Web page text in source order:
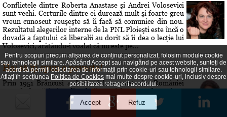
Conflictele dintre Roberta Anastase şi Andrei Volosevici
sunt vechi. Certurile dintre ei durează mult şi foarte greu
vreun cunoscut reuşeşte să îi facă să comunice din nou.
Rezultatul alegerilor interne de la PNL Ploieşti este încă o
dovadă a faptului că liberalii au dorit să îi dea o lecţie lui
Volosevici, arâtându-i voalat că nu este pe...
Hai să îţi spun o poveste!
Prin 1951 Brâncusi a dorit să lase mostenire României
200 de lucrări si atelierul său parizian. Statul român a
respins oferta. A fost o sedinţă si s-a decis că Brâncusi nu
poate fi considerat un creator în sculptură pentru că
Pentru scopuri precum afișarea de conținut personalizat, folosim module cookie
sau tehnologii similare. Apăsând Accept sau navigând pe acest website, sunteți de
acord să permiți colectarea de informații prin cookie-uri sau tehnologii similare.
Aflați în secțiunea Politica de Cookies mai multe despre cookie-uri, inclusiv despre
posibilitatea retragerii acordului.